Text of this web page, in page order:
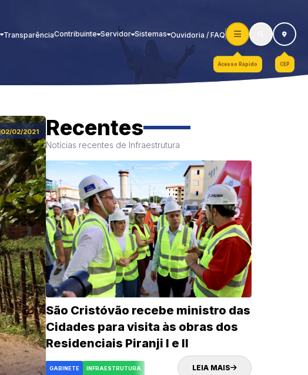
TransparênciaContribuinte Servidor Sistemas Ouvidoria / FAQ
Acesso Rápido CEP
02/02/2021 Recentes
Notícias recentes de Infraestrutura
São Cristóvão recebe ministro das
Cidades para visita às obras dos
Residenciais Piranji I e II
GABINETE INFRAESTRUTURA LEIA MAIS